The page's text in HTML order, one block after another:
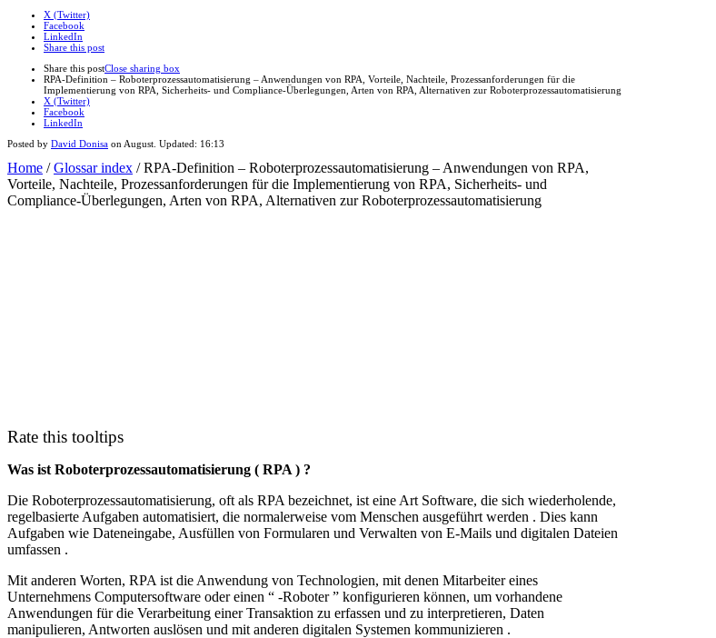
X (Twitter)
Facebook
LinkedIn
Share this post
Share this postClose sharing box
RPA-Definition – Roboterprozessautomatisierung – Anwendungen von RPA, Vorteile, Nachteile, Prozessanforderungen für die
Implementierung von RPA, Sicherheits- und Compliance-Überlegungen, Arten von RPA, Alternativen zur Roboterprozessautomatisierung
X (Twitter)
Facebook
LinkedIn
Posted by David Donisa on August . Updated: 16:13
Home /Glossar index /RPA-Definition – Roboterprozessautomatisierung – Anwendungen von RPA,
Vorteile, Nachteile, Prozessanforderungen für die Implementierung von RPA, Sicherheits- und
Compliance-Überlegungen, Arten von RPA, Alternativen zur Roboterprozessautomatisierung
Rate this tooltips
Was ist Roboterprozessautomatisierung ( RPA ) ?
Die Roboterprozessautomatisierung, oft als RPA bezeichnet, ist eine Art Software, die sich wiederholende,
regelbasierte Aufgaben automatisiert, die normalerweise vom Menschen ausgeführt werden . Dies kann
Aufgaben wie Dateneingabe, Ausfüllen von Formularen und Verwalten von E-Mails und digitalen Dateien
umfassen .
Mit anderen Worten, RPA ist die Anwendung von Technologien, mit denen Mitarbeiter eines
Unternehmens Computersoftware oder einen “ -Roboter ” konfigurieren können, um vorhandene
Anwendungen für die Verarbeitung einer Transaktion zu erfassen und zu interpretieren, Daten
manipulieren, Antworten auslösen und mit anderen digitalen Systemen kommunizieren .